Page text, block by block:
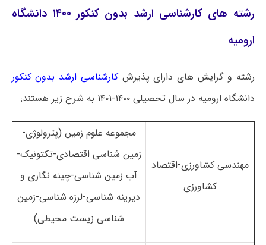
رشته های کارشناسی ارشد بدون کنکور ۱۴۰۰ دانشگاه
ارومیه
رشته و گرایش های دارای پذیرشکارشناسی ارشد بدون کنکور
دانشگاه ارومیه در سال تحصیلی ۱۴۰۰-۱۴۰۱ به شرح زیر هستند:
مهندسی کشاورزی-اقتصاد
کشاورزی
مجموعه علوم زمین (پترولوژی-
زمین شناسی اقتصادی-تکتونیک-
آب زمین شناسی-چینه نگاری و
دیرینه شناسی-لرزه شناسی-زمین
شناسی زیست محیطی)